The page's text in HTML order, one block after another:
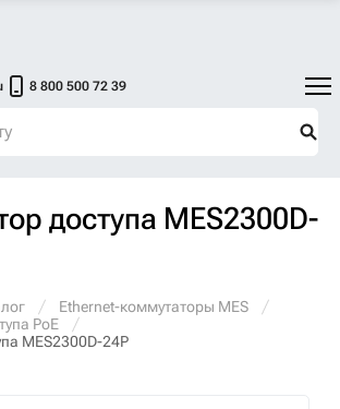
8 800 500 72 39
доступа MES2300D-
Ethernet-коммутаторы MES
PoE
MES2300D-24P